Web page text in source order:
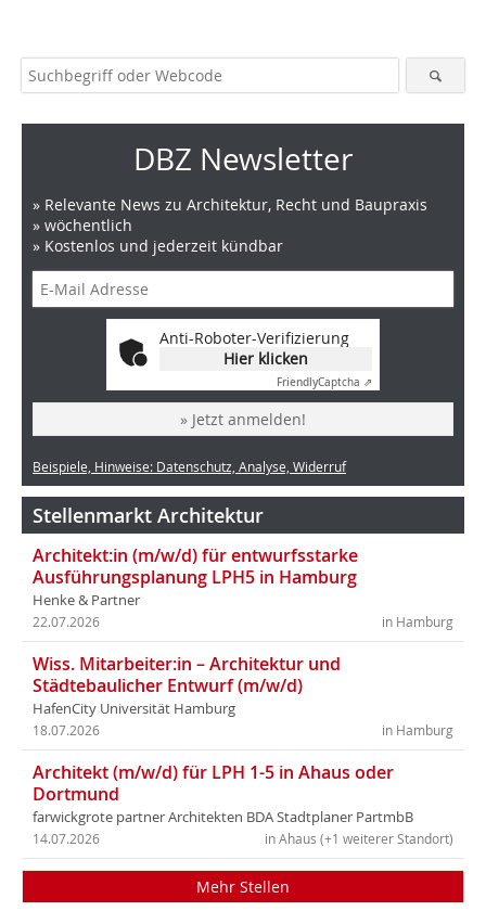
DBZ Newsletter
» Relevante News zu Architektur, Recht und Baupraxis
» wöchentlich
» Kostenlos und jederzeit kündbar
Anti-Roboter-Verifizierung
Hier klicken
FriendlyCaptcha ⇗
» Jetzt anmelden!
Beispiele, Hinweise: Datenschutz, Analyse, Widerruf
Stellenmarkt Architektur
Architekt:in (m/w/d) für entwurfsstarke
Ausführungsplanung LPH5 in Hamburg
Henke & Partner
in Hamburg
22.07.2026
Wiss. Mitarbeiter:in – Architektur und
Städtebaulicher Entwurf (m/w/d)
HafenCity Universität Hamburg
in Hamburg
18.07.2026
Architekt (m/w/d) für LPH 1-5 in Ahaus oder
Dortmund
farwickgrote partner Architekten BDA Stadtplaner PartmbB
in Ahaus (+1 weiterer Standort)
14.07.2026
Mehr Stellen